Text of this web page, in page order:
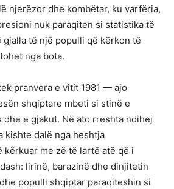
njerëzor dhe kombëtar, ku varfëria,
nuk paraqiten si statistika të
gjalla të një populli që kërkon të
nga bota.
pranvera e vitit 1981 — ajo
shqiptare mbeti si stinë e
e gjakut. Në ato rreshta ndihej
kishte dalë nga heshtja
kërkuar me zë të lartë atë që i
lirinë, barazinë dhe dinjitetin
populli shqiptar paraqiteshin si